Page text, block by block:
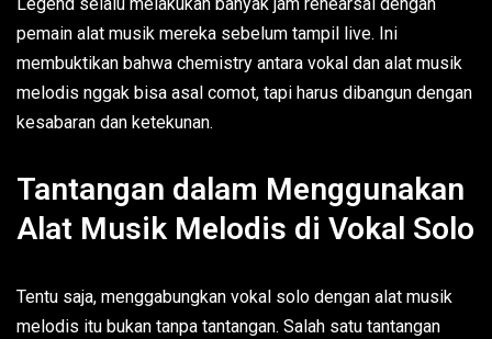
pemain alat musik mereka sebelum tampil live. Ini
membuktikan bahwa chemistry antara vokal dan alat musik
melodis nggak bisa asal comot, tapi harus dibangun dengan
kesabaran dan ketekunan.
Tantangan dalam Menggunakan
Alat Musik Melodis di Vokal Solo
Tentu saja, menggabungkan vokal solo dengan alat musik
melodis itu bukan tanpa tantangan. Salah satu tantangan